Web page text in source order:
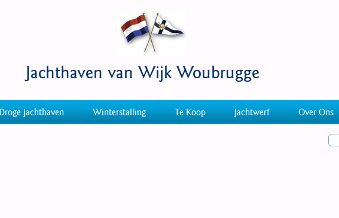
Jachthaven van Wijk Woubrugge
Droge Jachthaven Winterstalling Te Koop Jachtwerf Over Ons